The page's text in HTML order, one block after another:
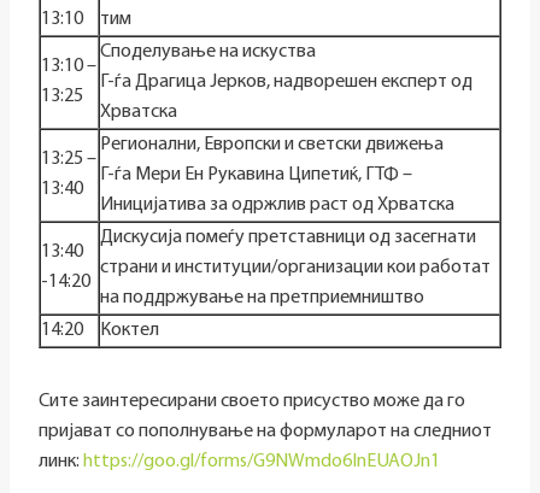
13:10
тим
13:10 –
13:25
Споделување на искуства
Г-ѓа Драгица Јерков, надворешен експерт од
Хрватска
13:25 –
13:40
Регионални, Европски и светски движења
Г-ѓа Мери Ен Рукавина Ципетиќ, ГТФ –
Иницијатива за одржлив раст од Хрватска
13:40
-14:20
Дискусија помеѓу претставници од засегнати
страни и институции/организации кои работат
на поддржување на претприемништво
14:20
Коктел
Сите заинтересирани своето присуство може да го
пријават со пополнување на формуларот на следниот
линк: https://goo.gl/forms/G9NWmdo6InEUAOJn1